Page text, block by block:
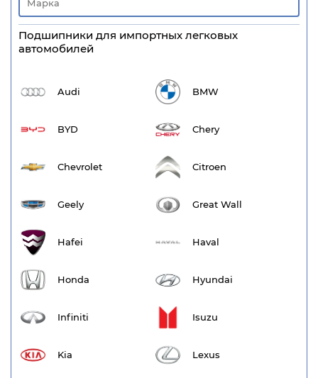
Подшипники для импортных легковых
автомобилей
Audi BMW
BYD Chery
Chevrolet Citroen
Geely Great Wall
Hafei Haval
Honda Hyundai
Infiniti Isuzu
Kia Lexus